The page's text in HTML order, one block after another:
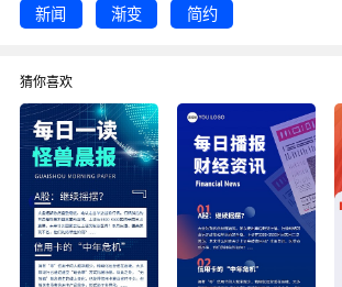
新闻 渐变 简约
猜你喜欢